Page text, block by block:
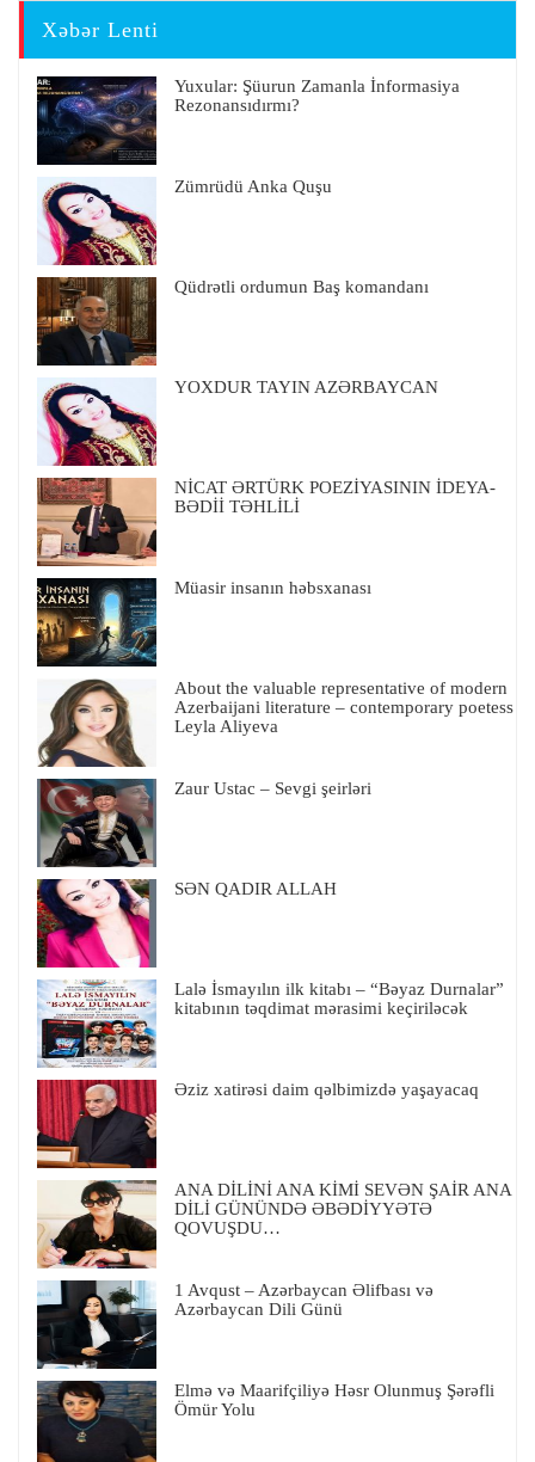
Xəbər Lenti
Yuxular: Şüurun Zamanla İnformasiya
Rezonansıdırmı?
Zümrüdü Anka Quşu
Qüdrətli ordumun Baş komandanı
YOXDUR TAYIN AZƏRBAYCAN
NİCAT ƏRTÜRK POEZİYASININ İDEYA-
BƏDİİ TƏHLİLİ
Müasir insanın həbsxanası
About the valuable representative of modern
Azerbaijani literature – contemporary poetess
Leyla Aliyeva
Zaur Ustac – Sevgi şeirləri
SƏN QADIR ALLAH
Lalə İsmayılın ilk kitabı – “Bəyaz Durnalar”
kitabının təqdimat mərasimi keçiriləcək
Əziz xatirəsi daim qəlbimizdə yaşayacaq
ANA DİLİNİ ANA KİMİ SEVƏN ŞAİR ANA
DİLİ GÜNÜNDƏ ƏBƏDİYYƏTƏ
QOVUŞDU…
1 Avqust – Azərbaycan Əlifbası və
Azərbaycan Dili Günü
Elmə və Maarifçiliyə Həsr Olunmuş Şərəfli
Ömür Yolu